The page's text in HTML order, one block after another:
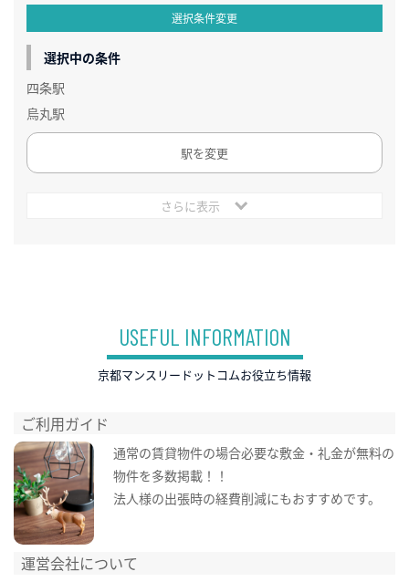
選択条件変更
選択中の条件
四条駅
烏丸駅
駅を変更
さらに表示
USEFUL INFORMATION
京都マンスリードットコムお役立ち情報
ご利用ガイド
通常の賃貸物件の場合必要な敷金・礼金が無料の
物件を多数掲載！！
法人様の出張時の経費削減にもおすすめです。
運営会社について